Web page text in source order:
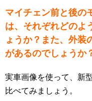
マイチェン前と後の
は、それぞれどのよ
ょうか？また、外装
があるのでしょうか
実車画像を使って、新
比べてみましょう。